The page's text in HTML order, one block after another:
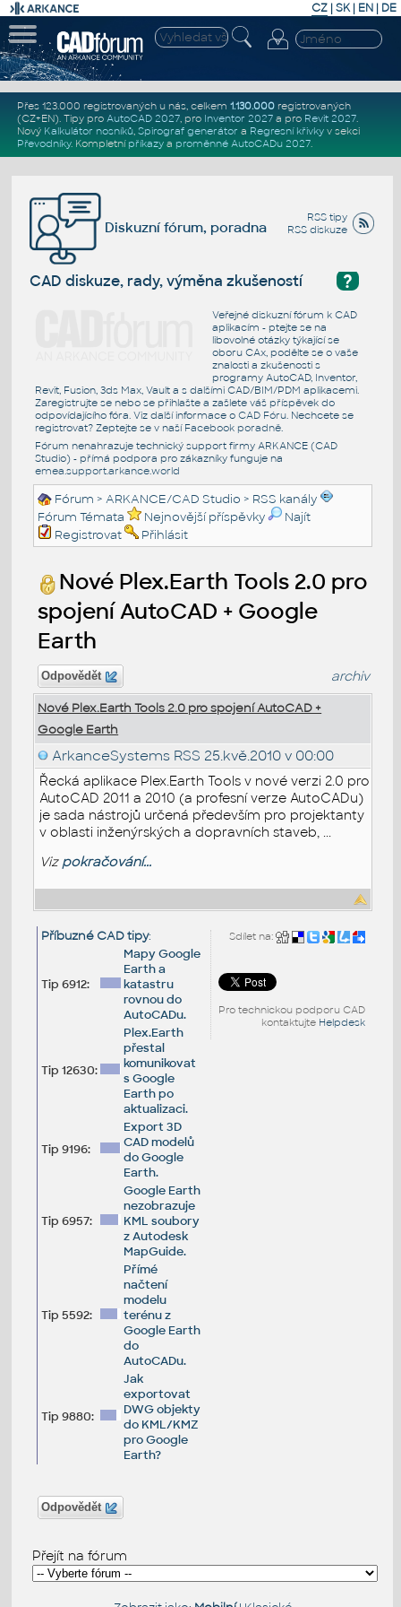
CZ | SK| EN | DE
Přes 123.000 registrovaných u nás, celkem 1.130.000registrovaných
(CZ+EN). Tipy pro AutoCAD 2027, pro Inventor 2027a pro Revit 2027.
Nový Kalkulátor nosníků, Spirograf generátor a Regresní křivkyv sekci
Převodníky. Kompletní příkazya proměnné AutoCADu 2027.
RSS tipy
RSS diskuze
Diskuzní fórum, poradna
?
CAD diskuze, rady, výměna zkušeností
Veřejné diskuzní fórum k CAD
aplikacím - ptejte se na
libovolné otázky týkající se
oboru CAx, podělte se o vaše
znalosti a zkušenosti s
programy AutoCAD, Inventor,
Revit, Fusion, 3ds Max, Vault a s dalšími CAD/BIM/PDM aplikacemi.
Zaregistrujte se nebo se přihlašte a zašlete váš příspěvek do
odpovídajícího fóra. Viz další informace o CAD Fóru. Nechcete se
registrovat? Zeptejte se v naší Facebook poradně.
Fórum nenahrazuje technický support firmy ARKANCE (CAD
Studio) - přímá podpora pro zákazníky funguje na
emea.support.arkance.world
Fórum >ARKANCE/CAD Studio > RSS kanály
Fórum Témata
Nejnovější příspěvky
Najít
Registrovat
Přihlásit
Nové Plex.Earth Tools 2.0 pro
spojení AutoCAD + Google
Earth
Odpovědět archiv
Nové Plex.Earth Tools 2.0 pro spojení AutoCAD +
Google Earth
ArkanceSystems RSS 25.kvě.2010 v 00:00
Řecká aplikace Plex.Earth Tools v nové verzi 2.0 pro
AutoCAD 2011 a 2010 (a profesní verze AutoCADu)
je sada nástrojů určená především pro projektanty
v oblasti inženýrských a dopravních staveb, ...
Viz pokračování...
Sdílet na:
Pro technickou podporu CAD
kontaktujte Helpdesk
Příbuzné CAD tipy:
Tip 6912:
Mapy Google
Earth a
katastru
rovnou do
AutoCADu.
Tip 12630:
Plex.Earth
přestal
komunikovat
s Google
Earth po
aktualizaci.
Tip 9196:
Export 3D
CAD modelů
do Google
Earth.
Tip 6957:
Google Earth
nezobrazuje
KML soubory
z Autodesk
MapGuide.
Tip 5592:
Přímé
načtení
modelu
terénu z
Google Earth
do
AutoCADu.
Tip 9880:
Jak
exportovat
DWG objekty
do KML/KMZ
pro Google
Earth?
Odpovědět
Přejít na fórum